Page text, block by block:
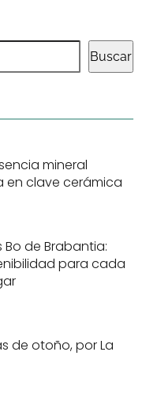
Buscar
mineral
en clave cerámica
de Brabantia:
para cada
de otoño, por La